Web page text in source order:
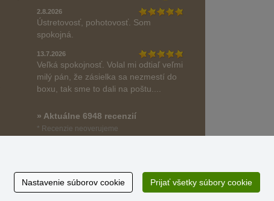
2.8.2026
Ústretovosť, pohotovosť. Som
spokojná.
13.7.2026
Veľká spokojnosť. Volal mi odtiaľ veľmi
milý pán, že zásielka sa nezmestí do
boxu, tak sme to dali na poštu....
» Aktuálne 6948 recenzií
* Recenzie neoverujeme
Nastavenie súborov cookie Prijať všetky súbory cookie